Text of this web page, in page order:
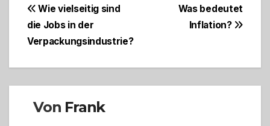
BeitragsnavigationWas bedeutet
Inflation?
Wie vielseitig sind
die Jobs in der
Verpackungsindustrie?
Von Frank